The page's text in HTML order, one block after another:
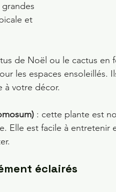
grandes
et
de Noël ou le cactus en
les espaces ensoleillés.
à votre décor.
: cette plante est
Elle est facile à
éclairés